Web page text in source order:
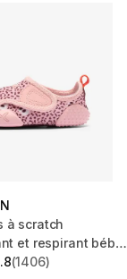
à scratch
et respirant bébé,
stars from 1406
(1406)